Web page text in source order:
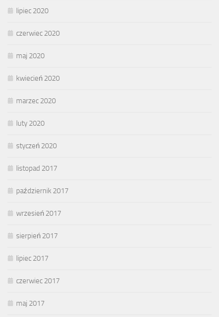
lipiec 2020
czerwiec 2020
maj 2020
kwiecień 2020
marzec 2020
luty 2020
styczeń 2020
listopad 2017
październik 2017
wrzesień 2017
sierpień 2017
lipiec 2017
czerwiec 2017
maj 2017